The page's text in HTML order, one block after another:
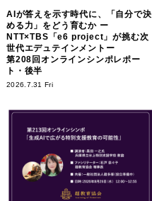
AIが答えを示す時代に、「自分で決
める力」をどう育むか ー
NTT×TBS「e6 project」が挑む次
世代エデュテインメントー
第208回オンラインシンポレポー
ト・後半
2026.7.31 Fri